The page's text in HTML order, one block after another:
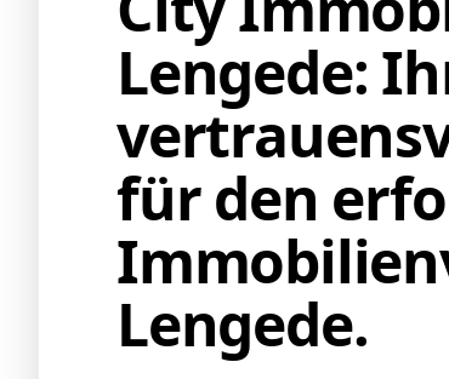
Lengede:
für den
Lengede.